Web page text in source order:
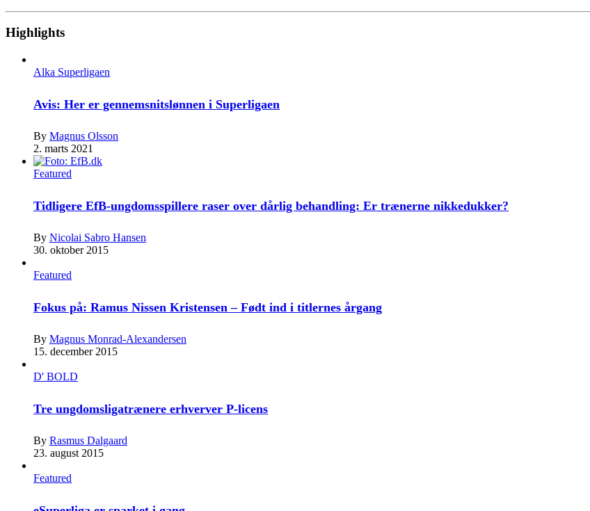
Highlights
Alka Superligaen
Avis: Her er gennemsnitslønnen i Superligaen
By Magnus Olsson
2. marts 2021
Featured
Tidligere EfB-ungdomsspillere raser over dårlig behandling: Er trænerne nikkedukker?
By Nicolai Sabro Hansen
30. oktober 2015
Featured
Fokus på: Ramus Nissen Kristensen – Født ind i titlernes årgang
By Magnus Monrad-Alexandersen
15. december 2015
D' BOLD
Tre ungdomsligatrænere erhverver P-licens
By Rasmus Dalgaard
23. august 2015
Featured